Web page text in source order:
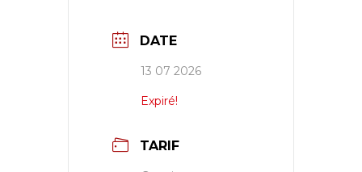
DATE
13 07 2026
Expiré!
TARIF